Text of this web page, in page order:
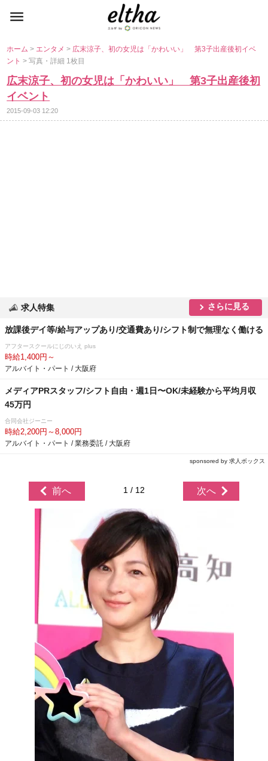
ホーム> エンタメ> 広末涼子、初の女児は「かわいい」 第3子出産後初イベ
ント> 写真・詳細 1枚目
広末涼子、初の女児は「かわいい」 第3子出産後初
イベント
2015-09-03 12:20
求人特集 さらに見る
放課後デイ等/給与アップあり/交通費あり/シフト制で無理なく働ける
アフタースクールにじのいえ plus
時給1,400円～
アルバイト・パート / 大阪府
メディアPRスタッフ/シフト自由・週1日〜OK/未経験から平均月収
45万円
合同会社ジーニー
時給2,200円～8,000円
アルバイト・パート / 業務委託 / 大阪府
sponsored by 求人ボックス
前へ 1 / 12 次へ